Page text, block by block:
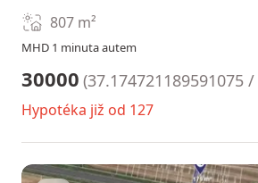
807 m²
MHD 1 minuta autem
30000 (37.174721189591075 /
Hypotéka již od 127